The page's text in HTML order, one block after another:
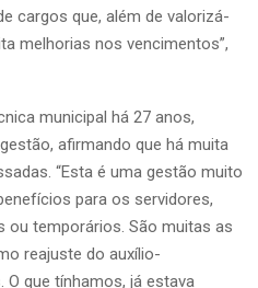
cargos que, além de valorizá-
melhorias nos vencimentos”,
municipal há 27 anos,
afirmando que há muita
“Esta é uma gestão muito
para os servidores,
temporários. São muitas as
reajuste do auxílio-
que tínhamos, já estava